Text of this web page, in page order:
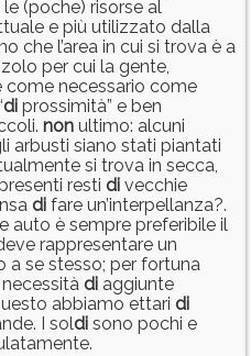
(poche) risorse al
e più utilizzato dalla
che l’area in cui si trova è a
per cui la gente,
come necessario come
di prossimità” e ben
non ultimo: alcuni
arbusti siano stati piantati
si trova in secca,
resti di vecchie
di fare un’interpellanza?.
auto è sempre preferibile il
rappresentare un
a se stesso; per fortuna
necessità di aggiunte
abbiamo ettari di
I soldi sono pochi e